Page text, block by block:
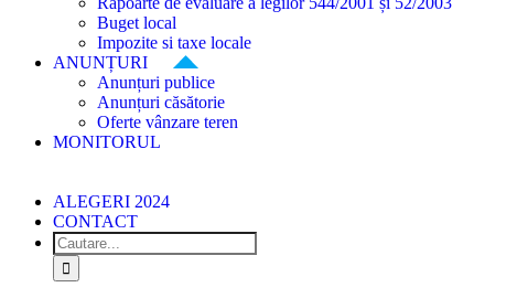
Buget local
Impozite si taxe locale
ANUNȚURI
Anunțuri publice
Anunțuri căsătorie
Oferte vânzare teren
MONITORUL
ALEGERI 2024
CONTACT
Cautare...